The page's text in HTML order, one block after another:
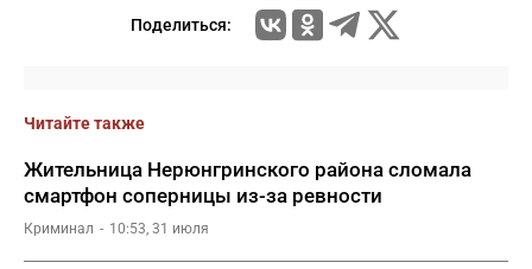
Поделиться:
Читайте также
Жительница Нерюнгринского района сломала
смартфон соперницы из-за ревности
Криминал 10:53, 31 июля